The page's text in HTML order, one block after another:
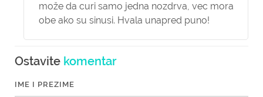
može da curi samo jedna nozdrva, vec mora
obe ako su sinusi. Hvala unapred puno!
Ostavite komentar
IME I PREZIME